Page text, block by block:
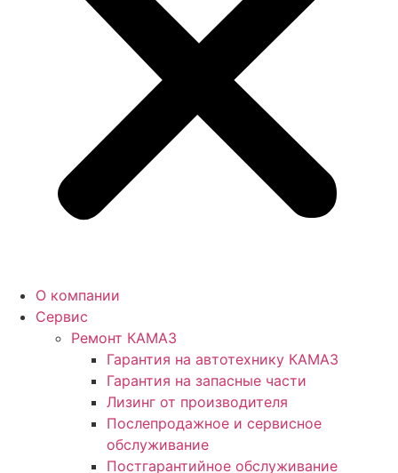
О компании
Сервис
Ремонт КАМАЗ
Гарантия на автотехнику КАМАЗ
Гарантия на запасные части
Лизинг от производителя
Послепродажное и сервисное
обслуживание
Постгарантийное обслуживание